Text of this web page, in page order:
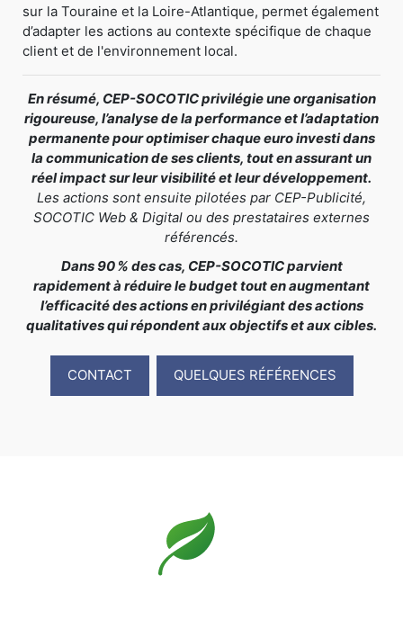
sur la Touraine et la Loire-Atlantique, permet également
d’adapter les actions au contexte spécifique de chaque
client et de l'environnement local.
En résumé, CEP-SOCOTIC privilégie une organisation
rigoureuse, l’analyse de la performance et l’adaptation
permanente pour optimiser chaque euro investi dans
la communication de ses clients, tout en assurant un
réel impact sur leur visibilité et leur développement.
Les actions sont ensuite pilotées par CEP-Publicité,
SOCOTIC Web & Digital ou des prestataires externes
référencés.
Dans 90 % des cas, CEP-SOCOTIC parvient
rapidement à réduire le budget tout en augmentant
l’efficacité des actions en privilégiant des actions
qualitatives qui répondent aux objectifs et aux cibles.
CONTACT QUELQUES RÉFÉRENCES